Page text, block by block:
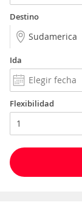
Destino
Ida
Flexibilidad